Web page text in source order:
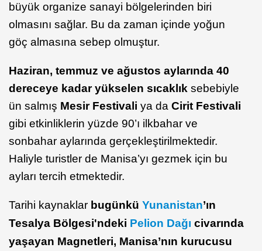
büyük organize sanayi bölgelerinden biri
olmasını sağlar. Bu da zaman içinde yoğun
göç almasına sebep olmuştur.
Haziran, temmuz ve ağustos aylarında 40
dereceye kadar yükselen sıcaklık sebebiyle
ün salmış Mesir Festivali ya da Cirit Festivali
gibi etkinliklerin yüzde 90’ı ilkbahar ve
sonbahar aylarında gerçekleştirilmektedir.
Haliyle turistler de Manisa’yı gezmek için bu
ayları tercih etmektedir.
Tarihi kaynaklar bugünkü Yunanistan’ın
Tesalya Bölgesi'ndeki Pelion Dağı civarında
yaşayan Magnetleri, Manisa’nın kurucusu